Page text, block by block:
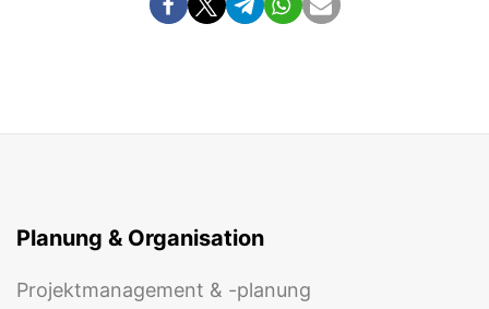
Planung & Organisation
Projektmanagement & -planung